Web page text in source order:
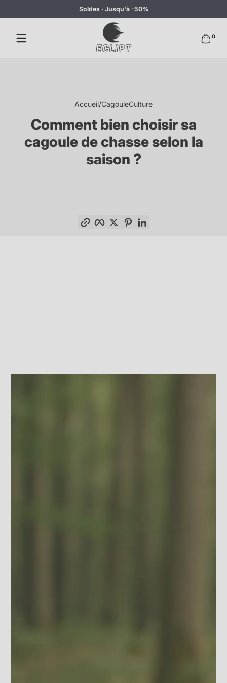
Soldes · Jusqu'à -50%
0
Accueil CagouleCulture
Comment bien choisir sa
cagoule de chasse selon la
saison ?
Facebook
TwitterPinterest